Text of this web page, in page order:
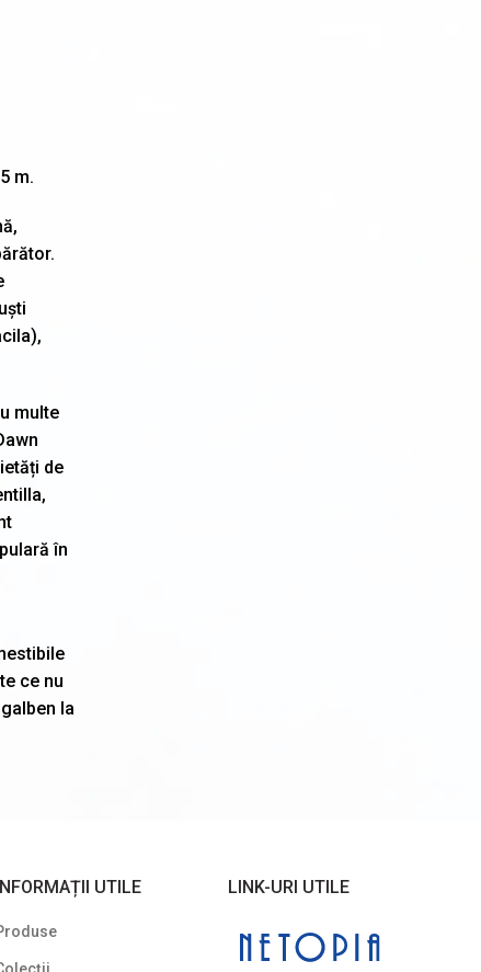
m.
multe
de
în
ce nu
la
UTILE LINK-URI UTILE